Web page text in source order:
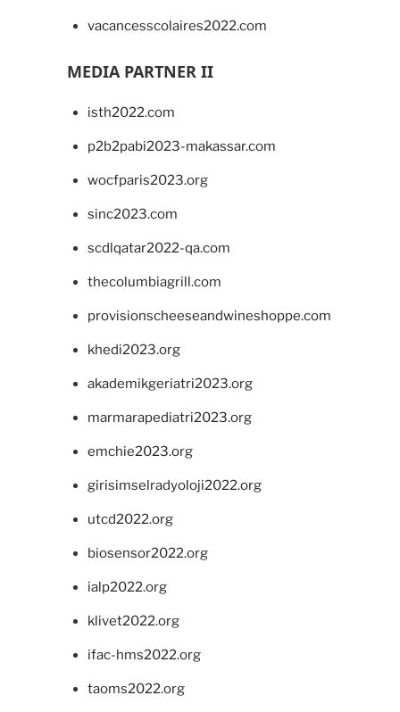
vacancesscolaires2022.com
MEDIA PARTNER II
isth2022.com
p2b2pabi2023-makassar.com
wocfparis2023.org
sinc2023.com
scdlqatar2022-qa.com
thecolumbiagrill.com
provisionscheeseandwineshoppe.com
khedi2023.org
akademikgeriatri2023.org
marmarapediatri2023.org
emchie2023.org
girisimselradyoloji2022.org
utcd2022.org
biosensor2022.org
ialp2022.org
klivet2022.org
ifac-hms2022.org
taoms2022.org